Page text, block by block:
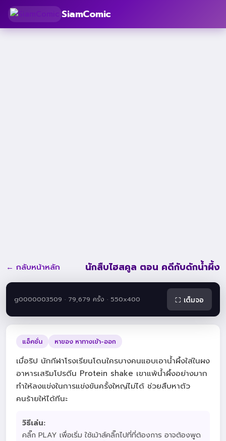
SiamComic
← กลับหน้าหลัก นักสืบไฮสคูล ตอน คดีกับดักน้ำผึ้ง
g0000003509 · 79,679 ครั้ง · 550x400 ⛶ เต็มจอ
แอ็คชั่น หาของ หาทางเข้า-ออก
เมื่อริป นักกีฬาโรงเรียนโดนใครบางคนแอบเอาน้ำผึ้งใส่ในผง
อาหารเสริมโปรตีน Protein shake เขาแพ้น้ำผึ้งอย่างมาก
ทำให้ลงแข่งในการแข่งขันครั้งใหญ่ไม่ได้ ช่วยสืบหาตัว
คนร้ายให้ได้ทีนะ
วิธีเล่น:
คลิ๊ก PLAY เพื่อเริ่ม ใช้เม้าส์คลิ๊กไปที่ที่ต้องการ อาจต้องพูด